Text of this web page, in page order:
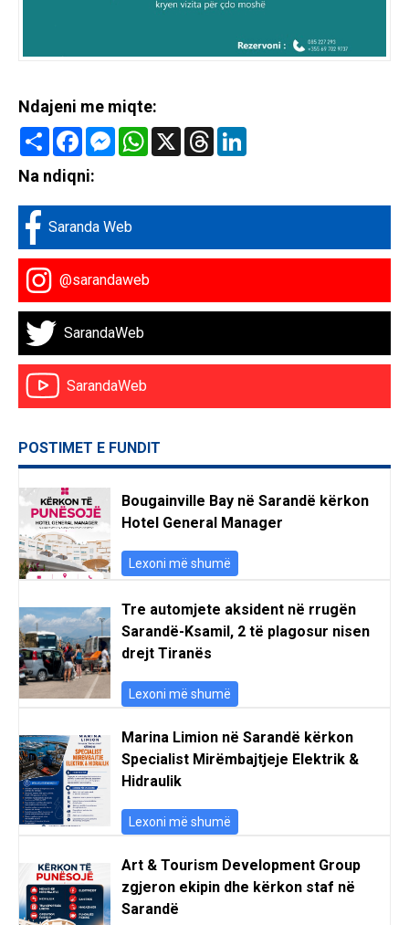
Ndajeni me miqte:
Share FacebookMessenger
WhatsApp
X Threads
Na ndiqni:
Saranda Web
@sarandaweb
SarandaWeb
SarandaWeb
POSTIMET E FUNDIT
Bougainville Bay në Sarandë kërkon
Hotel General Manager
Lexoni më shumë
Tre automjete aksident në rrugën
Sarandë-Ksamil, 2 të plagosur nisen
drejt Tiranës
Lexoni më shumë
Marina Limion në Sarandë kërkon
Specialist Mirëmbajtjeje Elektrik &
Hidraulik
Lexoni më shumë
Art & Tourism Development Group
zgjeron ekipin dhe kërkon staf në
Sarandë